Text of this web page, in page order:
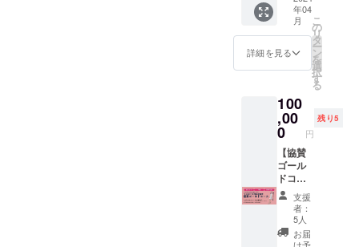
師の方
は、お
客様へ
バイス
にも役
識と技
術にな
りま
す。 定
価
¥33,000
（税
込）の
ところ
先行予
約販売
価格
ト(収録
時間：
15分) -
ジュア
ル・ト
門(収録
時間：
17分) -
男磨
き・モ
テテク
講座(収
録時
間：27
ヴィ
いれる
女性の
成功法
お好き
な動画2
聴URL
をメー
ル送
付） お
好きな
動画を2
本お選
びくだ
さい
（※提供
方法：
敗しな
い彼女
選び
PDF /恋
女性の
成功法
則） ・
お好き
な動画
を3本お
選びく
ださ
い。
（※提供
方法：
・クラ
ファン
ページ
にてご
公式メ
ルマガ
でご紹
介 ・イ
ベント
当日MC
による
ご紹
介、プ
ロジェ
クター
でお名
※郵送は
されま
せん。
※当日受
付のリ
ストに
応。
※VIP席1
名 ・
2024年
4月26日
(金)18:0
0～
20:00
VIP席チ
ケット1
枚 ・お
礼メッ
年04
月
詳細を見る
こ
の
リ
タ
ー
ン
を
選
択
す
る
100
,00
0 円
残り5
【協賛
ゴール
ドコー
ス＆
CANBE
20周年
感謝祭
参加権
支援
者：
5人
お届